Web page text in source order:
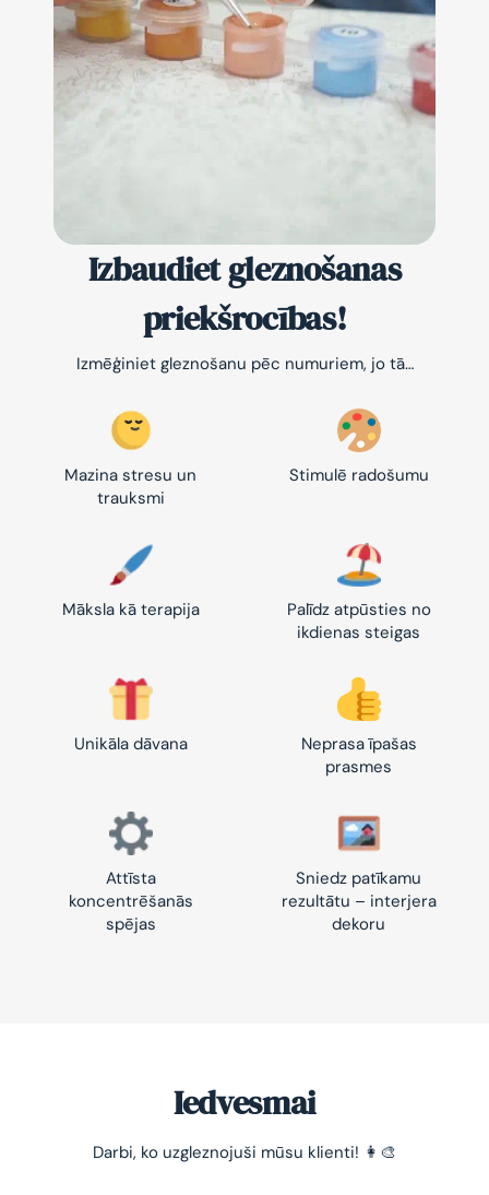
Izbaudiet gleznošanas
priekšrocības!
Izmēģiniet gleznošanu pēc numuriem, jo tā…
Mazina stresu un
trauksmi
Stimulē radošumu
Māksla kā terapija
Palīdz atpūsties no
ikdienas steigas
Unikāla dāvana
Neprasa īpašas
prasmes
Attīsta
koncentrēšanās
spējas
Sniedz patīkamu
rezultātu – interjera
dekoru
Iedvesmai
Darbi, ko uzgleznojuši mūsu klienti! 👩‍🎨
-10% pirmajam pasūtījumam
Vienkāršs veids, kā atslābināties un nomierināt